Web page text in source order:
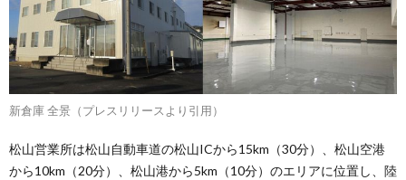
新倉庫 全景（プレスリリースより引用）
松山営業所は松山自動車道の松山ICから15km（30分）、松山空港
から10km（20分）、松山港から5km（10分）のエリアに位置し、陸